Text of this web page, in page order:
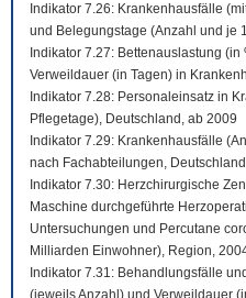
Indikator 7.26: Krankenhausfälle
und Belegungstage (Anzahl und je
Indikator 7.27: Bettenauslastung
Verweildauer (in Tagen) in
Indikator 7.28: Personaleinsatz in
Pflegetage), Deutschland, ab 2009
Indikator 7.29: Krankenhausfälle
nach Fachabteilungen,
Indikator 7.30: Herzchirurgische
Maschine durchgeführte
Untersuchungen und Percutane
Milliarden Einwohner), Region,
Indikator 7.31: Behandlungsfälle